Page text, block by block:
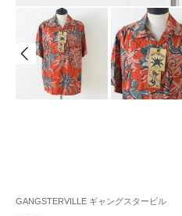
GANGSTERVILLE ギャングスタービル